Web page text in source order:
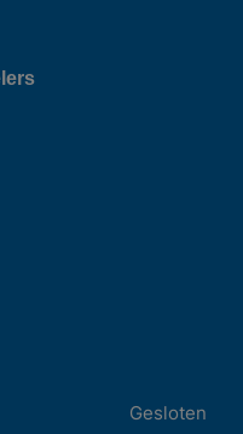
Gesloten